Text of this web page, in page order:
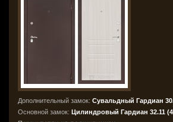
Дополнительный замок: Сувальдный Гардиан
Основной замок: Цилиндровый Гардиан 32.11 (4